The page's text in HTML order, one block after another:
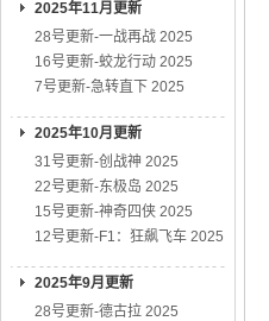
2025年11月更新
28号更新-一战再战 2025
16号更新-蛟龙行动 2025
7号更新-急转直下 2025
2025年10月更新
31号更新-创战神 2025
22号更新-东极岛 2025
15号更新-神奇四侠 2025
12号更新-F1：狂飙飞车 2025
2025年9月更新
28号更新-德古拉 2025